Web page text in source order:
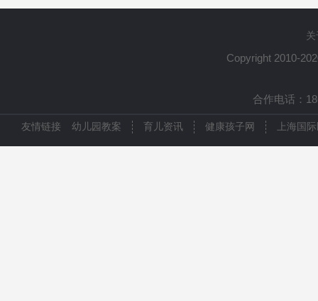
Copyright 2010-
合作电话：
友情链接 幼儿园教案 育儿资讯 健康孩子网 上海国